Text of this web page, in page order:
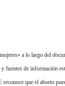
a lo largo del
fuentes de información
que el aborto